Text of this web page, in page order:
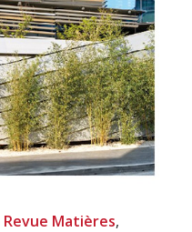
Revue Matières,